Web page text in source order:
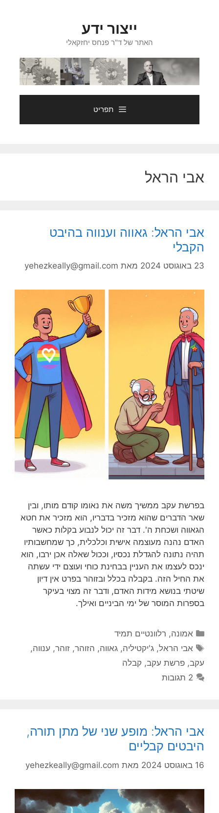
ייצור ידע
האתר של ד"ר פנחס יחזקאלי
תפריט
אבי הראל
אבי הראל: גאווה וענווה בהיבט
הקבלי
23 באוגוסט 2024 מאת yehezkeally@gmail.com
בפרשת עקב ממשיך משה את נאומו קודם מותו, ובין
שאר הדברים שהוא מזכיר בדבריו, הוא מזכיר את חטא
הגאווה ושכחת ה'. דבר זה יכול לנבוע בקלות כאשר
האדם נהנה מעוצמה אישית וכלכלית, כך שמחשבותיו
תהיה נתונה להגדלת נכסיו, וככול שאלה אכן ירבו, הוא
ינכס לעצמו את העניין בבחינת כוחי ועוצם ידי עשתה
את החיל הזה. בקבלה בכלל ובזוהר בפרט אין דיון
שיטתי בנושא מידות האדם, ודבר זה מצוי בעיקר
בספרות המוסר של ימי הביניים ואילך.
קטגוריות
אמונה, רלוונטיים תמיד
תגיות
אבי הראל,ג'יקטיליה,גאווה, הזוהר,זוהר, ענווה,
עקב, פרשת עקב, קבלה
2 תגובות
אבי הראל: מופע שני של מתן תורה,
היבטים קבליים
16 באוגוסט 2024 מאת yehezkeally@gmail.com